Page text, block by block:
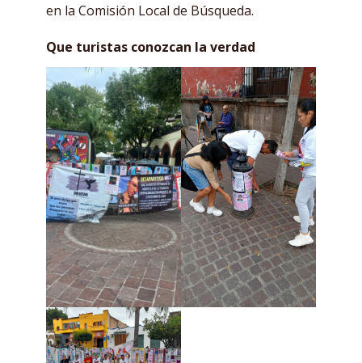
en la Comisión Local de Búsqueda.
Que turistas conozcan la verdad